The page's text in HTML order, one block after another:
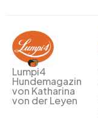
Lumpi4
Hundemagazin
von Katharina
von der Leyen